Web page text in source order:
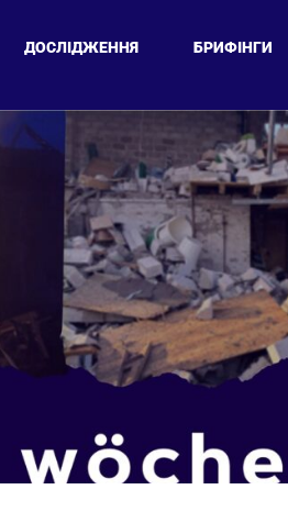
ДОСЛІДЖЕННЯ БРИФІНГИ